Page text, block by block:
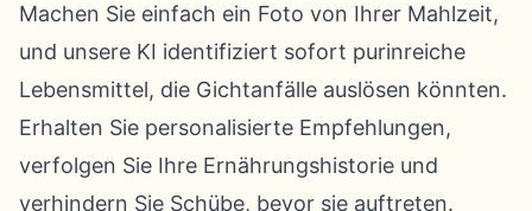
Machen Sie einfach ein Foto von Ihrer Mahlzeit,
und unsere KI identifiziert sofort purinreiche
Lebensmittel, die Gichtanfälle auslösen könnten.
Erhalten Sie personalisierte Empfehlungen,
verfolgen Sie Ihre Ernährungshistorie und
verhindern Sie Schübe, bevor sie auftreten.